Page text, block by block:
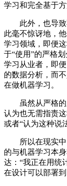
学习和完全基于
此外，也导致
此毫不惊讶地，
学习领域，即便
于“使用”的严格
学习从业者，即
的数据分析，而
在做机器学习。
虽然从严格的
认为也无需指责
或者“认为这种说
所以在现实中
的与机器学习本
达：“我正在用统
在设计可以部署